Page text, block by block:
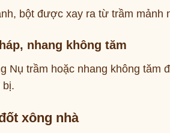
bột được xay ra từ trầm mảnh
nhang không tăm
Nụ trầm hoặc nhang không tăm
bị.
xông nhà